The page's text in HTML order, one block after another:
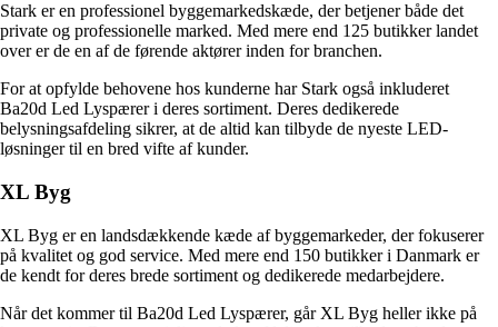
Stark er en professionel byggemarkedskæde, der betjener både det
private og professionelle marked. Med mere end 125 butikker landet
over er de en af de førende aktører inden for branchen.
For at opfylde behovene hos kunderne har Stark også inkluderet
Ba20d Led Lyspærer i deres sortiment. Deres dedikerede
belysningsafdeling sikrer, at de altid kan tilbyde de nyeste LED-
løsninger til en bred vifte af kunder.
XL Byg
XL Byg er en landsdækkende kæde af byggemarkeder, der fokuserer
på kvalitet og god service. Med mere end 150 butikker i Danmark er
de kendt for deres brede sortiment og dedikerede medarbejdere.
Når det kommer til Ba20d Led Lyspærer, går XL Byg heller ikke på